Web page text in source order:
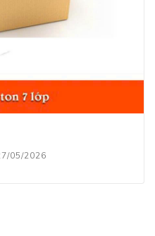
05/2026